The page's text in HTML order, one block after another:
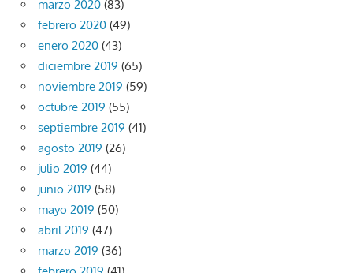
marzo 2020 (83)
febrero 2020 (49)
enero 2020 (43)
diciembre 2019 (65)
noviembre 2019 (59)
octubre 2019 (55)
septiembre 2019 (41)
agosto 2019 (26)
julio 2019 (44)
junio 2019 (58)
mayo 2019 (50)
abril 2019 (47)
marzo 2019 (36)